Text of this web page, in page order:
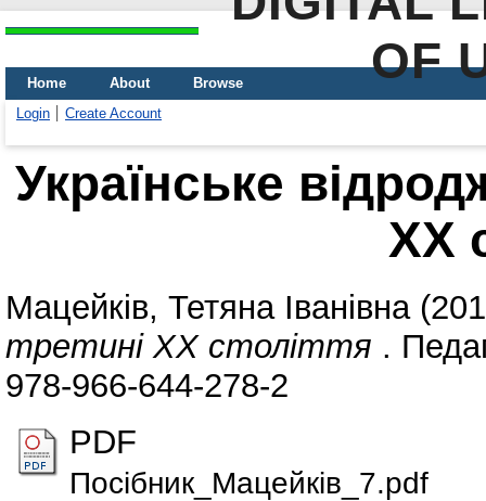
OF
Home About
Browse
Login
Create Account
Українське
ХХ
Мацейків, Тетяна Іванівна
третині ХХ століття .
978-966-644-278-2
PDF
Посібник_Мацейків_7.pdf